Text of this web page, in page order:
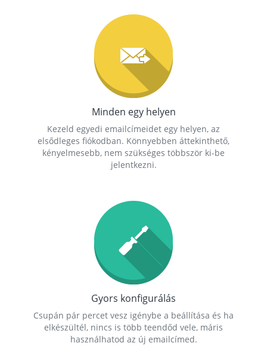
Minden egy helyen
Kezeld egyedi emailcímeidet egy helyen, az
elsődleges fiókodban. Könnyebben áttekinthető,
kényelmesebb, nem szükséges többször ki-be
jelentkezni.
Gyors konfigurálás
Csupán pár percet vesz igénybe a beállítása és ha
elkészültél, nincs is több teendőd vele, máris
használhatod az új emailcímed.